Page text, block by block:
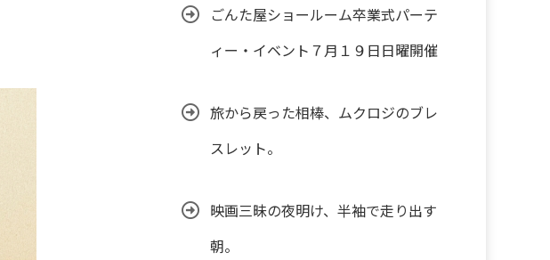
ごんた屋ショールーム卒業式パーテ
ィー・イベント７月１９日日曜開催
旅から戻った相棒、ムクロジのブレ
スレット。
映画三昧の夜明け、半袖で走り出す
朝。